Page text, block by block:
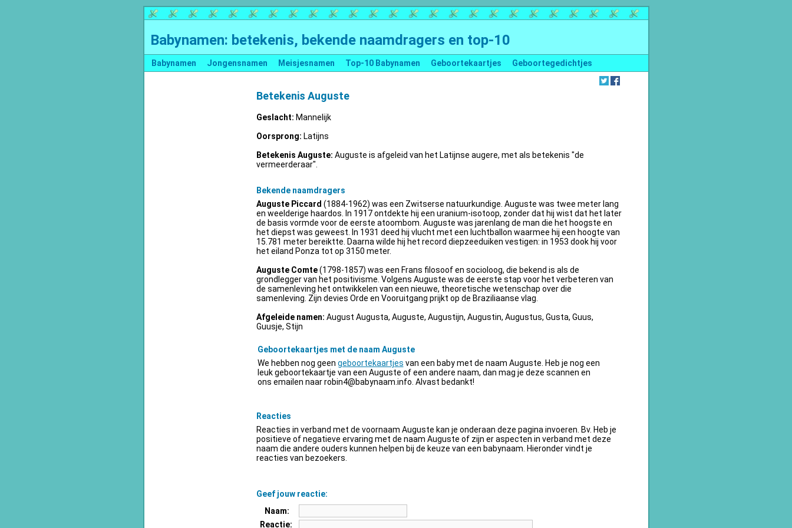
Babynamen: betekenis, bekende naamdragers en top-10
Babynamen Jongensnamen Meisjesnamen Top-10 Babynamen Geboortekaartjes Geboortegedichtjes
Betekenis Auguste
Geslacht: Mannelijk
Oorsprong: Latijns
Betekenis Auguste: Auguste is afgeleid van het Latijnse augere, met als betekenis "de
vermeerderaar".
Bekende naamdragers
Auguste Piccard (1884-1962) was een Zwitserse natuurkundige. Auguste was twee meter lang
en weelderige haardos. In 1917 ontdekte hij een uranium-isotoop, zonder dat hij wist dat het later
de basis vormde voor de eerste atoombom. Auguste was jarenlang de man die het hoogste en
het diepst was geweest. In 1931 deed hij vlucht met een luchtballon waarmee hij een hoogte van
15.781 meter bereiktte. Daarna wilde hij het record diepzeeduiken vestigen: in 1953 dook hij voor
het eiland Ponza tot op 3150 meter.
Auguste Comte(1798-1857) was een Frans filosoof en socioloog, die bekend is als de
grondlegger van het positivisme. Volgens Auguste was de eerste stap voor het verbeteren van
de samenleving het ontwikkelen van een nieuwe, theoretische wetenschap over die
samenleving. Zijn devies Orde en Vooruitgang prijkt op de Braziliaanse vlag.
Afgeleide namen: August Augusta, Auguste, Augustijn, Augustin, Augustus, Gusta, Guus,
Guusje, Stijn
Geboortekaartjes met de naam Auguste
We hebben nog geen geboortekaartjes van een baby met de naam Auguste. Heb je nog een
leuk geboortekaartje van een Auguste of een andere naam, dan mag je deze scannen en
ons emailen naarrobin4@babynaam.info . Alvast bedankt!
Reacties
Reacties in verband met de voornaam Auguste kan je onderaan deze pagina invoeren. Bv. Heb je
positieve of negatieve ervaring met de naam Auguste of zijn er aspecten in verband met deze
naam die andere ouders kunnen helpen bij de keuze van een babynaam. Hieronder vindt je
reacties van bezoekers.
Geef jouw reactie:
Naam:
Reactie: